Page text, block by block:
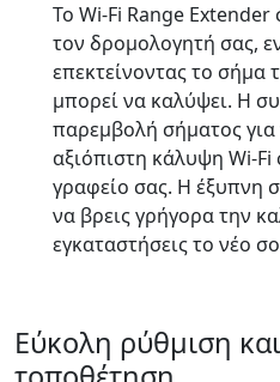
To Wi-Fi Range
τον δρομολογητή σας,
επεκτείνοντας το σήμα
μπορεί να καλύψει. Η
παρεμβολή σήματος για
αξιόπιστη κάλυψη Wi-Fi
γραφείο σας. Η έξυπνη
να βρεις γρήγορα την
εγκαταστήσεις το νέο
Εύκολη ρύθμιση